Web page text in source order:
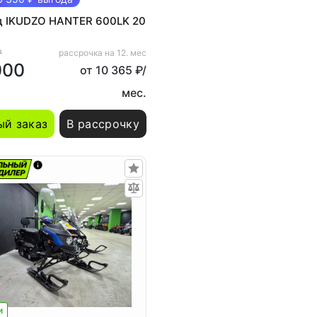
IKUDZO HANTER 600LK 20
рассрочка на 12. мес
от 10 365 ₽/
мес.
заказ В рассрочку